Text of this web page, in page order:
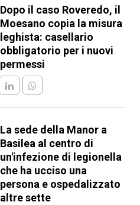
Dopo il caso Roveredo, il
Moesano copia la misura
leghista: casellario
obbligatorio per i nuovi
permessi
La sede della Manor a
Basilea al centro di
un'infezione di legionella
che ha ucciso una
persona e ospedalizzato
altre sette